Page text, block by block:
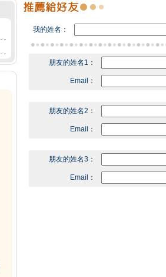
我的姓名：
朋友的姓名1：
Email：
朋友的姓名2：
Email：
朋友的姓名3：
Email：